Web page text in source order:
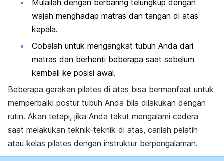
Mulailah dengan berbaring telungkup dengan
wajah menghadap matras dan tangan di atas
kepala.
Cobalah untuk mengangkat tubuh Anda dari
matras dan berhenti beberapa saat sebelum
kembali ke posisi awal.
Beberapa gerakan pilates di atas bisa bermanfaat untuk
memperbaiki postur tubuh Anda bila dilakukan dengan
rutin. Akan tetapi, jika Anda takut mengalami cedera
saat melakukan teknik-teknik di atas, carilah pelatih
atau kelas pilates dengan instruktur berpengalaman.